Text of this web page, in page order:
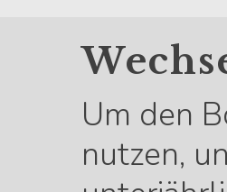
Um den
nutzen,